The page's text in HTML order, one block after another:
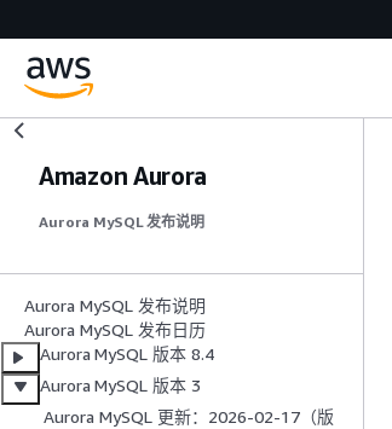
Amazon Aurora
Aurora MySQL 发布说明
Aurora MySQL 发布说明
Aurora MySQL 发布日历
Aurora MySQL 版本 8.4
Aurora MySQL 版本 3
Aurora MySQL 更新：2026-02-17（版